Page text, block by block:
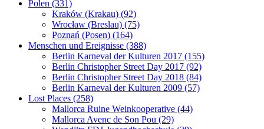
Polen (331)
Kraków (Krakau) (92)
Wrocław (Breslau) (75)
Poznań (Posen) (164)
Menschen und Ereignisse (388)
Berlin Karneval der Kulturen 2017 (155)
Berlin Christopher Street Day 2017 (92)
Berlin Christopher Street Day 2018 (84)
Berlin Karneval der Kulturen 2009 (57)
Lost Places (258)
Mallorca Ruine Weinkooperative (44)
Mallorca Avenc de Son Pou (29)